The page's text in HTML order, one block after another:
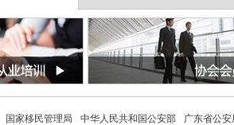
国家移民管理局 中华人民共和国公安部 广东省公